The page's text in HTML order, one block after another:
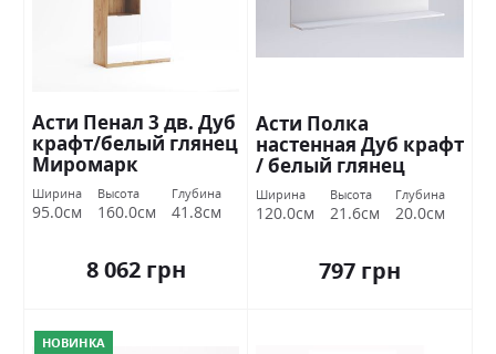
Асти Пенал 3 дв. Дуб
крафт/белый глянец
Миромарк
Ширина
95.0см
Высота
160.0см
Глубина
41.8см
8 062 грн
Асти Полка
настенная Дуб крафт
/ белый глянец
Миромарк
Ширина
120.0см
Высота
21.6см
Глубина
20.0см
797 грн
НОВИНКА